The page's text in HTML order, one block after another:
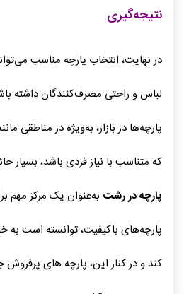
نتیجه‌گیری
در نهایت، انتخاب پارچه مناسب
لباس و راحتی مصرف‌کنندگان داشته
پارچه‌ها در بازار، به‌ویژه در مناطقی
که متناسب با نیاز فردی باشد، بسیار
پارچه در رشت به‌عنوان یک مرکز مهم
پارچه‌های باکیفیت، توانسته است به
کند و در کنار این، پارچه‌ های پرفروش